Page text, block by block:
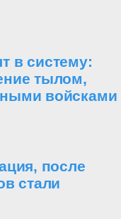
в систему:
тылом,
войсками
после
стали